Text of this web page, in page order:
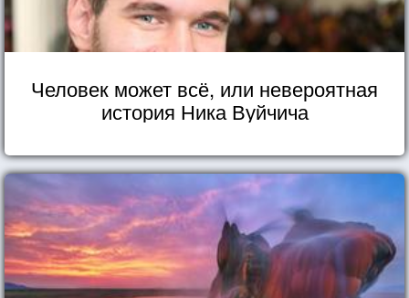
Человек может всё, или невероятная
история Ника Вуйчича